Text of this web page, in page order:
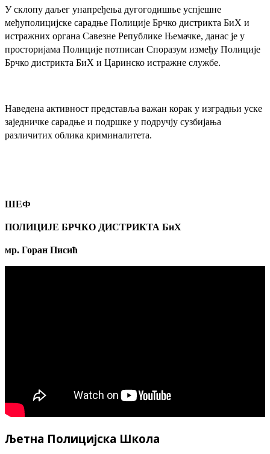
У склопу даљег унапређења дугогодишње успјешне
међуполицијске сарадње Полиције Брчко дистрикта БиХ и
истражних органа Савезне Републике Њемачке, данас је у
просторијама Полиције потписан Споразум између Полиције
Брчко дистрикта БиХ и Царинско истражне службе.
Наведена активност представља важан корак у изградњи уске
заједничке сарадње и подршке у подручју сузбијања
различитих облика криминалитета.
ШЕФ
ПОЛИЦИЈЕ БРЧКО ДИСТРИКТА БиХ
мр. Горан Писић
Љетна Полицијска Школа